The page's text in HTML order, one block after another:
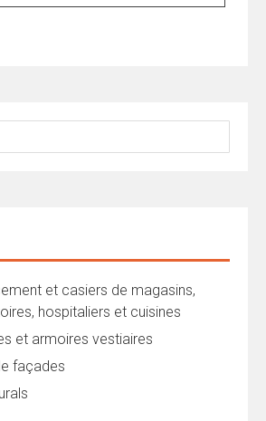
et casiers de magasins,
hospitaliers et cuisines
et armoires vestiaires
façades